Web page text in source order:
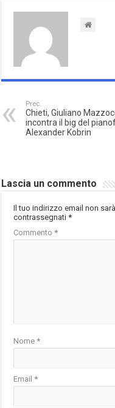
Prec.
Chieti, Giuliano
incontra il big del
Alexander Kobrin
Lascia un commento
Il tuo indirizzo email non
contrassegnati*
Commento*
Nome*
Email*